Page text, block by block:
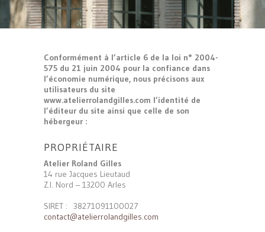
Conformément à l’article 6 de la loi n° 2004-
575 du 21 juin 2004 pour la confiance dans
l’économie numérique, nous précisons aux
utilisateurs du site
www.atelierrolandgilles.com l’identité de
l’éditeur du site ainsi que celle de son
hébergeur :
PROPRIÉTAIRE
Atelier Roland Gilles
14 rue Jacques Lieutaud
Z.I. Nord – 13200 Arles
SIRET : 38271091100027
contact@atelierrolandgilles.com